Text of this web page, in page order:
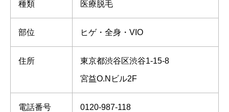
種類 医療脱毛
部位 ヒゲ・全身・VIO
住所 東京都渋谷区渋谷1-15-8
宮益O.Nビル2F
電話番号 0120-987-118